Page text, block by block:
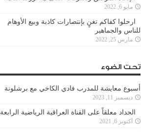
مايو 6, 2022
ارحلوا كفاكم تغنٍ بإنتصارات كاذبة وبيع الأوهام
للناس والجماهير
مارس 25, 2022
تحت الضوء
أسبوع معايشة للمدرب فادي الكاخي مع برشلونة
ديسمبر 11, 2023
الحداد معلقاً على القناة العراقية الرياضية الرابعة
أكتوبر 6, 2021